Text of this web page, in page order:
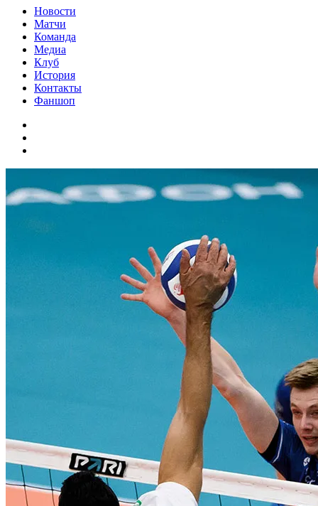
Новости
Матчи
Команда
Медиа
Клуб
История
Контакты
Фаншоп